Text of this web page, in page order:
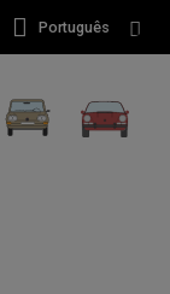
Português